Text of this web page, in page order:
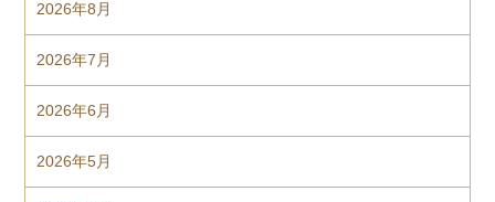
2026年8月
2026年7月
2026年6月
2026年5月